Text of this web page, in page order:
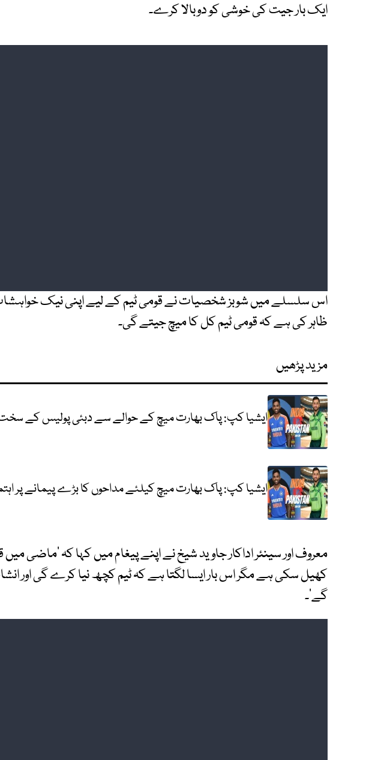
ایک بار جیت کی خوشی کو دوبالا کرے۔
اس سلسلے میں شوبز شخصیات نے قومی ٹیم کے لیے اپنی نیک خواہشات
ظاہر کی ہے کہ قومی ٹیم کل کا میچ جیتے گی۔
مزید پڑھیں
ایشیا کپ: پاک بھارت میچ کے حوالے سے دبئی پولیس کے
ایشیا کپ: پاک بھارت میچ کیلئے مداحوں کا بڑے پیمانے پر
معروف اور سینئر اداکار جاوید شیخ نے اپنے پیغام میں کہا کہ ’ماضی میں
کھیل سکی ہے مگر اس بار ایسا لگتا ہے کہ ٹیم کچھ نیا کرے گی اور
گے‘۔